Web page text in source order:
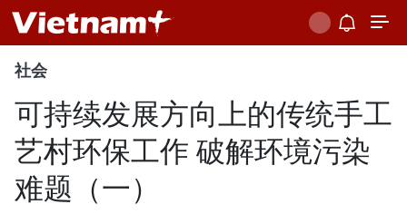
社会
可持续发展方向上的传统手工
艺村环保工作 破解环境污染
难题（一） ​